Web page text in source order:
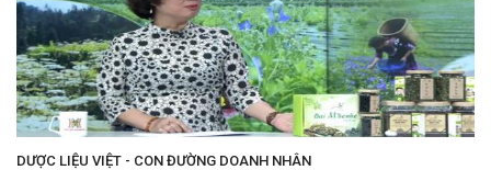
DƯỢC LIỆU VIỆT - CON ĐƯỜNG DOANH NHÂN